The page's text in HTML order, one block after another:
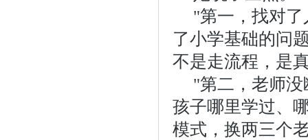
"第一，找对
了小学基础的问
不是走流程，是
"第二，老师
孩子哪里学过、
模式，换两三个